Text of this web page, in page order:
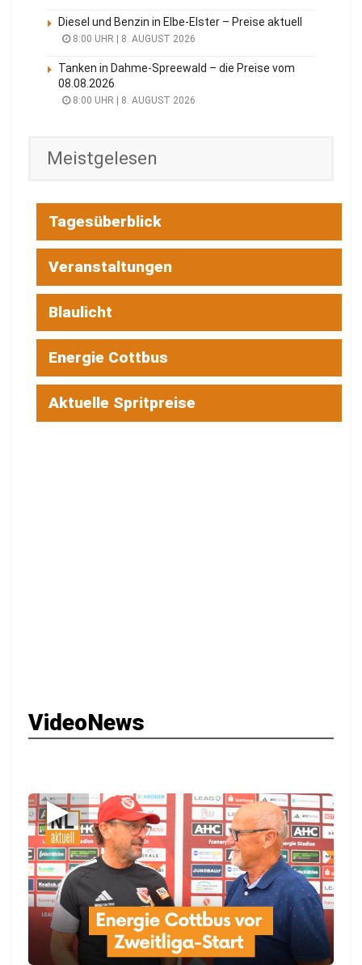
Diesel und Benzin in Elbe-Elster – Preise aktuell
8:00 UHR | 8. AUGUST 2026
Tanken in Dahme-Spreewald – die Preise vom
08.08.2026
8:00 UHR | 8. AUGUST 2026
Meistgelesen
Tagesüberblick
Veranstaltungen
Blaulicht
Energie Cottbus
Aktuelle Spritpreise
VideoNews
▶